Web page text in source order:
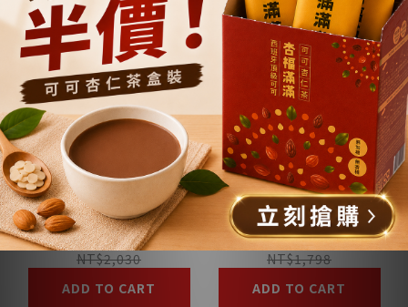
【寶曼花旗參系列】滴
鷄精禮盒 9入
NT$1,760
NT$2,030
ADD TO CART
參氣滿滿 花旗參銀杏
露 - 補充包
NT$1,558
NT$1,798
ADD TO CART